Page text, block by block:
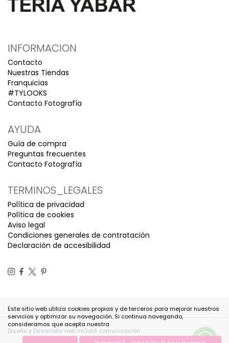
INFORMACION
Contacto
Nuestras Tiendas
Franquicias
#TYLOOKS
Contacto Fotografía
AYUDA
Guía de compra
Preguntas frecuentes
Contacto Fotografía
TERMINOS_LEGALES
Política de privacidad
Política de cookies
Aviso legal
Condiciones generales de contratación
Declaración de accesibilidad
Diseño y Desarrollo web Im3diA comunicación
Este sitio web utiliza cookies propias y de terceros para mejorar nuestros
servicios y optimizar su navegación. Si continua navegando,
consideramos que acepta nuestra